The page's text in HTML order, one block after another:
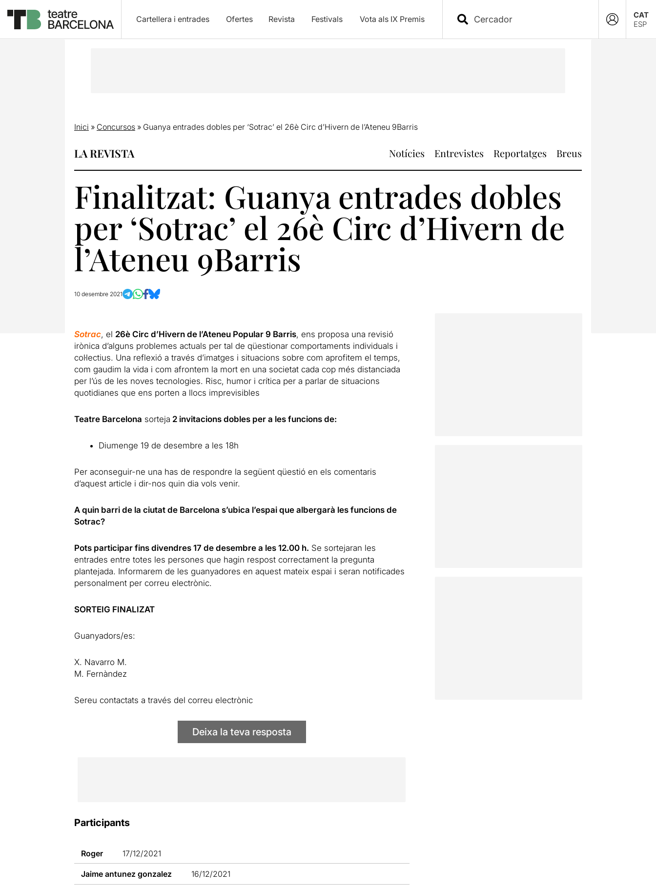
Cartellera i entrades Ofertes Revista Festivals Vota als IX Premis
CAT
ESP
Inici » Concursos» Guanya entrades dobles per ‘Sotrac’ el 26è Circ d’Hivern de l’Ateneu 9Barris
LA REVISTA Notícies Entrevistes Reportatges Breus
Finalitzat: Guanya entrades dobles
per ‘Sotrac’ el 26è Circ d’Hivern de
l’Ateneu 9Barris
10 desembre 2021
Sotrac, el 26è Circ d’Hivern de l’Ateneu Popular 9 Barris, ens proposa una revisió
irònica d’alguns problemes actuals per tal de qüestionar comportaments individuals i
col·lectius. Una reflexió a través d’imatges i situacions sobre com aprofitem el temps,
com gaudim la vida i com afrontem la mort en una societat cada cop més distanciada
per l’ús de les noves tecnologies. Risc, humor i crítica per a parlar de situacions
quotidianes que ens porten a llocs imprevisibles
Teatre Barcelona sorteja 2 invitacions dobles per a les funcions de:
Diumenge 19 de desembre a les 18h
Per aconseguir-ne una has de respondre la següent qüestió en els comentaris
d’aquest article i dir-nos quin dia vols venir.
A quin barri de la ciutat de Barcelona s’ubica l’espai que albergarà les funcions de
Sotrac?
Pots participar fins divendres 17 de desembre a les 12.00 h. Se sortejaran les
entrades entre totes les persones que hagin respost correctament la pregunta
plantejada. Informarem de les guanyadores en aquest mateix espai i seran notificades
personalment per correu electrònic.
SORTEIG FINALIZAT
Guanyadors/es:
X. Navarro M.
M. Fernàndez
Sereu contactats a través del correu electrònic
Deixa la teva resposta
Participants
Roger 17/12/2021
Jaime antunez gonzalez 16/12/2021